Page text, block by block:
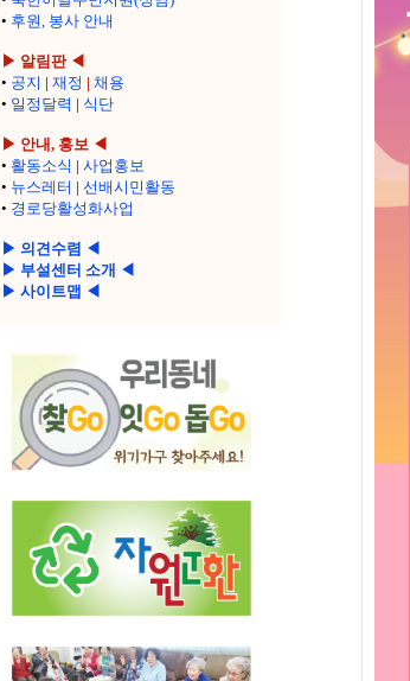
• 후원, 봉사 안내
▶ 알림판 ◀
• 공지 | 재정 | 채용
• 일정달력 | 식단
▶ 안내, 홍보 ◀
• 활동소식 | 사업홍보
• 뉴스레터 | 선배시민활동
• 경로당활성화사업
▶ 의견수렴 ◀
▶ 부설센터 소개 ◀
▶ 사이트맵 ◀